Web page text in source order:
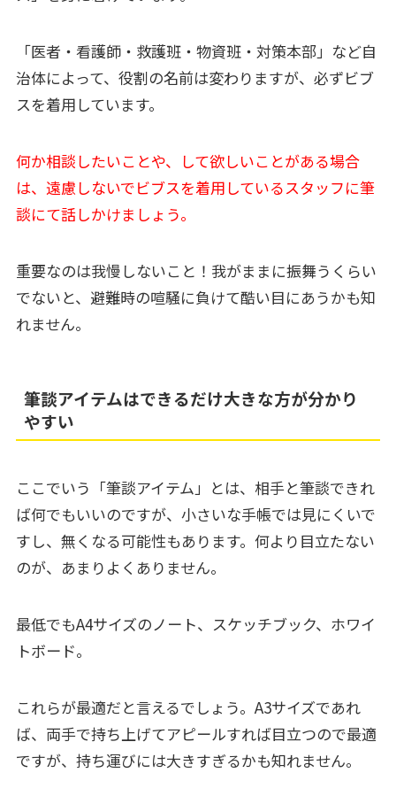
「医者・看護師・救護班・物資班・対策本部」など自
治体によって、役割の名前は変わりますが、必ずビブ
スを着用しています。
何か相談したいことや、して欲しいことがある場合
は、遠慮しないでビブスを着用しているスタッフに筆
談にて話しかけましょう。
重要なのは我慢しないこと！我がままに振舞うくらい
でないと、避難時の喧騒に負けて酷い目にあうかも知
れません。
筆談アイテムはできるだけ大きな方が分かり
やすい
ここでいう「筆談アイテム」とは、相手と筆談できれ
ば何でもいいのですが、小さいな手帳では見にくいで
すし、無くなる可能性もあります。何より目立たない
のが、あまりよくありません。
最低でもA4サイズのノート、スケッチブック、ホワイ
トボード。
これらが最適だと言えるでしょう。A3サイズであれ
ば、両手で持ち上げてアピールすれば目立つので最適
ですが、持ち運びには大きすぎるかも知れません。